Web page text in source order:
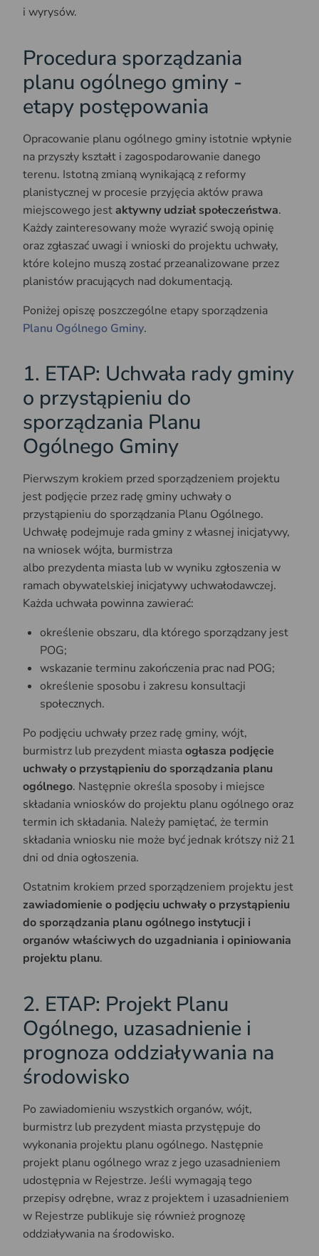
i wyrysów.
Procedura sporządzania
planu ogólnego gminy -
etapy postępowania
Opracowanie planu ogólnego gminy istotnie wpłynie
na przyszły kształt i zagospodarowanie danego
terenu. Istotną zmianą wynikającą z reformy
planistycznej w procesie przyjęcia aktów prawa
miejscowego jestaktywny udział społeczeństwa.
Każdy zainteresowany może wyrazić swoją opinię
oraz zgłaszać uwagi i wnioski do projektu uchwały,
które kolejno muszą zostać przeanalizowane przez
planistów pracujących nad dokumentacją.
Poniżej opiszę poszczególne etapy sporządzenia
Planu Ogólnego Gminy.
1. ETAP: Uchwała rady gminy
o przystąpieniu do
sporządzania Planu
Ogólnego Gminy
Pierwszym krokiem przed sporządzeniem projektu
jest podjęcie przez radę gminy uchwały o
przystąpieniu do sporządzania Planu Ogólnego.
Uchwałę podejmuje rada gminy z własnej inicjatywy,
na wniosek wójta, burmistrza
albo prezydenta miasta lub w wyniku zgłoszenia w
ramach obywatelskiej inicjatywy uchwałodawczej.
Każda uchwała powinna zawierać:
określenie obszaru, dla którego sporządzany jest
POG;
wskazanie terminu zakończenia prac nad POG;
określenie sposobu i zakresu konsultacji
społecznych.
Po podjęciu uchwały przez radę gminy, wójt,
burmistrz lub prezydent miastaogłasza podjęcie
uchwały o przystąpieniu do sporządzania planu
ogólnego. Następnie określa sposoby i miejsce
składania wniosków do projektu planu ogólnego oraz
termin ich składania. Należy pamiętać, że termin
składania wniosku nie może być jednak krótszy niż 21
dni od dnia ogłoszenia.
Ostatnim krokiem przed sporządzeniem projektu jest
zawiadomienie o podjęciu uchwały o przystąpieniu
do sporządzania planu ogólnego instytucji i
organów właściwych do uzgadniania i opiniowania
projektu planu.
2. ETAP: Projekt Planu
Ogólnego, uzasadnienie i
prognoza oddziaływania na
środowisko
Po zawiadomieniu wszystkich organów, wójt,
burmistrz lub prezydent miasta przystępuje do
wykonania projektu planu ogólnego. Następnie
projekt planu ogólnego wraz z jego uzasadnieniem
udostępnia w Rejestrze. Jeśli wymagają tego
przepisy odrębne, wraz z projektem i uzasadnieniem
w Rejestrze publikuje się również prognozę
oddziaływania na środowisko.